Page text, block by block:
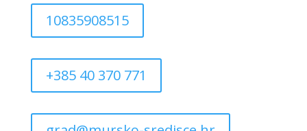
10835908515
+385 40 370 771